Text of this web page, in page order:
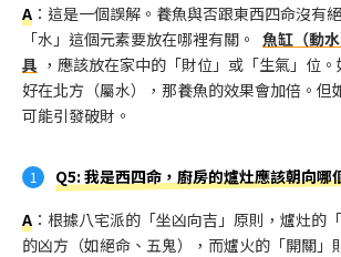
A ：這是一個誤解。養魚與否跟東西四命沒有
「水」這個元素要放在哪裡有關。 魚缸（動
具 ，應該放在家中的「財位」或「生氣」位
好在北方（屬水），那養魚的效果會加倍。但
可能引發破財。
Q5: 我是西四命，廚房的爐灶應該朝向哪
A ：根據八宅派的「坐凶向吉」原則，爐灶的
的凶方（如絕命、五鬼），而爐火的「開關」